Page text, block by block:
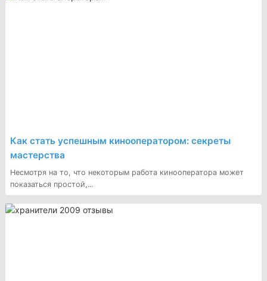
Как стать успешным кинооператором: секреты
мастерства
Несмотря на то, что некоторым работа кинооператора может
показаться простой,...